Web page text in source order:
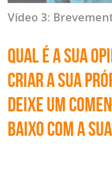
Vídeo 3:
Qual é a sua
Criar a sua
Deixe um
baixo com a